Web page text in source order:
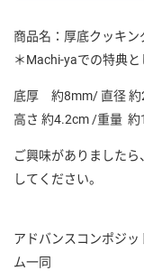
商品名：厚底クッキ
＊Machi-yaでの特典
底厚 約8mm/ 直径
高さ 約4.2cm /重量
ご興味がありました
してください。
アドバンスコンポジ
ム一同